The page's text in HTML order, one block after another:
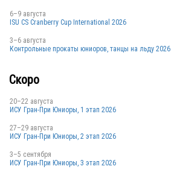
CHN
CHN
CHN
6–9 августа
ISU CS Cranberry Cup International 2026
3–6 августа
Контрольные прокаты юниоров, танцы на льду 2026
Скоро
20–22 августа
ИСУ Гран-При Юниоры, 1 этап 2026
27–29 августа
ИСУ Гран-При Юниоры, 2 этап 2026
3–5 сентября
ИСУ Гран-При Юниоры, 3 этап 2026